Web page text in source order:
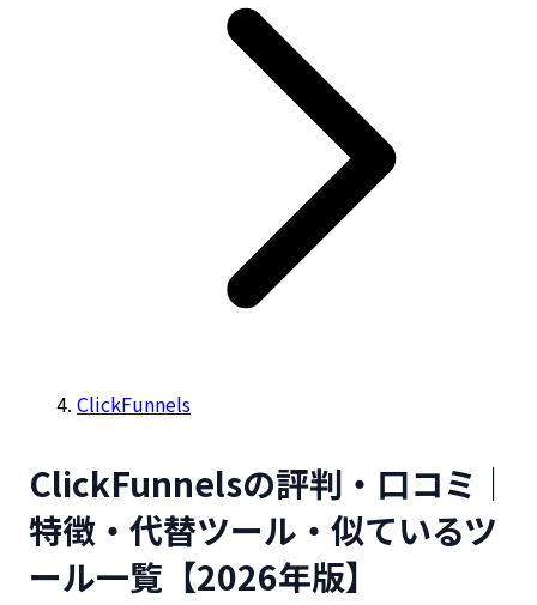
ClickFunnels
ClickFunnelsの評判・口コミ｜
特徴・代替ツール・似ているツ
ール一覧【2026年版】